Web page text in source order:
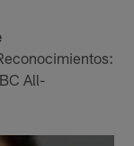
All-